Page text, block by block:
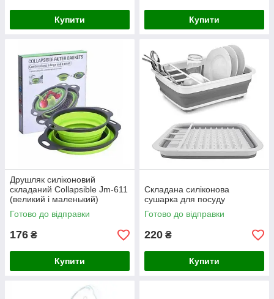
Купити Купити
Друшляк силіконовий
складаний Collapsible Jm-611
(великий і маленький)
Готово до відправки
176 ₴
Купити
Складана силіконова
сушарка для посуду
Готово до відправки
220 ₴
Купити